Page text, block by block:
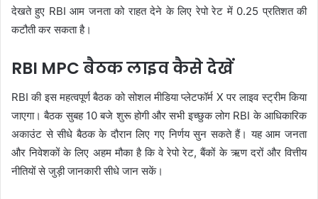
देखते हुए RBI आम जनता को राहत देने के लिए रेपो रेट में 0.25 प्रतिशत की
कटौती कर सकता है।
RBI MPC बैठक लाइव कैसे देखें
RBI की इस महत्वपूर्ण बैठक को सोशल मीडिया प्लेटफॉर्म X पर लाइव स्ट्रीम किया
जाएगा। बैठक सुबह 10 बजे शुरू होगी और सभी इच्छुक लोग RBI के आधिकारिक
अकाउंट से सीधे बैठक के दौरान लिए गए निर्णय सुन सकते हैं। यह आम जनता
और निवेशकों के लिए अहम मौका है कि वे रेपो रेट, बैंकों के ऋण दरों और वित्तीय
नीतियों से जुड़ी जानकारी सीधे जान सकें।